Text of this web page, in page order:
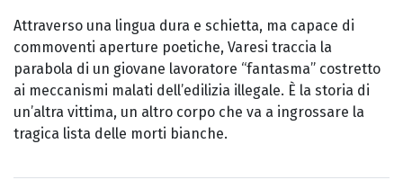
Attraverso una lingua dura e schietta, ma capace di
commoventi aperture poetiche, Varesi traccia la
parabola di un giovane lavoratore “fantasma” costretto
ai meccanismi malati dell’edilizia illegale. È la storia di
un’altra vittima, un altro corpo che va a ingrossare la
tragica lista delle morti bianche.